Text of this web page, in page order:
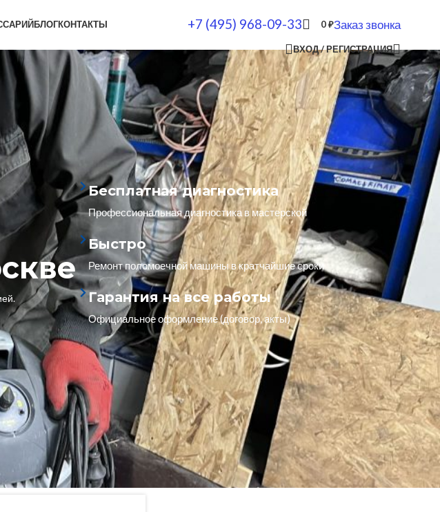
БЛОГКОНТАКТЫ +7 (495) 968-09-33 0₽Заказ звонка
ВХОД / РЕГИСТРАЦИЯ
Бесплатная диагностика
Профессиональная диагностика в мастерской
Быстро
Ремонт поломоечной машины в кратчайшие сроки
Гарантия на все работы
Официальное оформление (договор, акты)